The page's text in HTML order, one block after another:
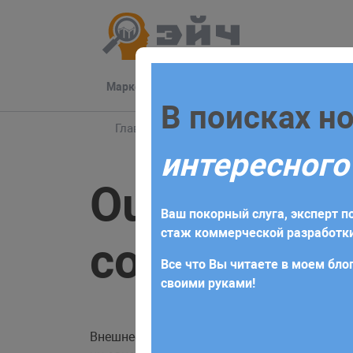
Маркетинг
Главная Блог MySQL Outer Join
Outer Join
соединение
Внешнее соединение возвращает все
Заполните
Для начала сотрудничества
получите коммерческое
требований и поставленных
В поисках
Ваш покорный слуга, эксперт
стаж коммерческой
Все что Вы читаете в моем
своими руками!